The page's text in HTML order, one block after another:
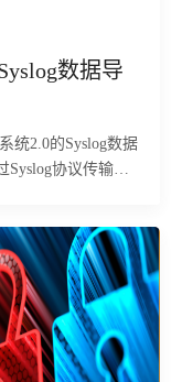
数据导
协议传输到